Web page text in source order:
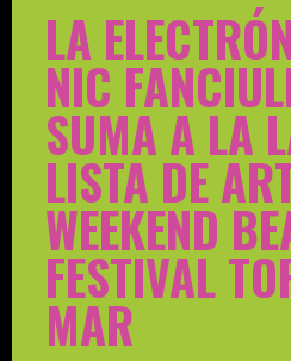
LA
NIC
SUMA A LA
LISTA DE
WEEKEND
FESTIVAL
MAR